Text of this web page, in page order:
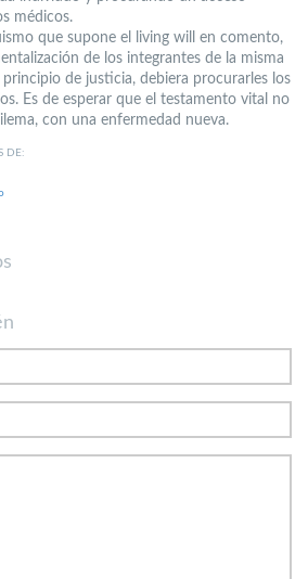
médicos.
que supone el living will en comento,
de los integrantes de la misma
de justicia, debiera procurarles los
Es de esperar que el testamento vital no
con una enfermedad nueva.
DE: